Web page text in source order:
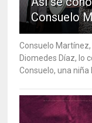
Consuelo
Consuelo
Diomedes Díaz, lo
Consuelo, una niña